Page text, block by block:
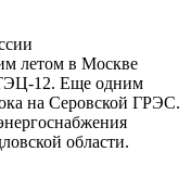
летом в Москве
12. Еще одним
на Серовской ГРЭС.
области.